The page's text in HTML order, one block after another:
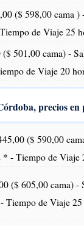
($ 598,00 cama )
de Viaje 25
501,00 cama) -
de Viaje 20
precios en
($ 590,00
* - Tiempo de Viaje
($ 605,00 cama) -
Tiempo de Viaje 25